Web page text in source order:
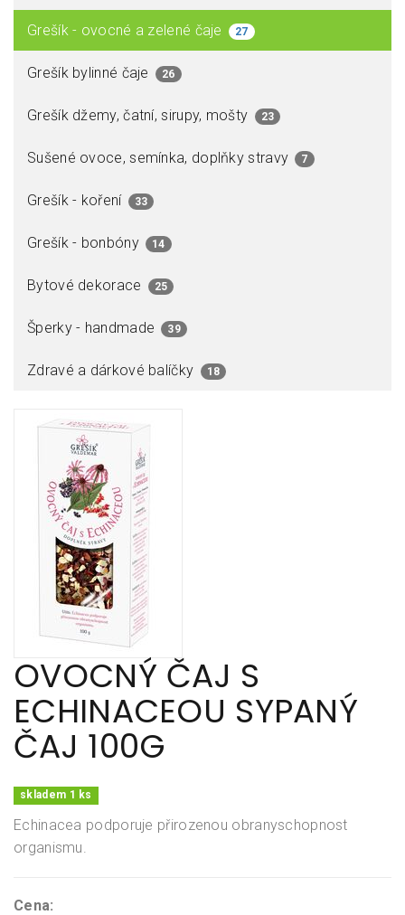
Grešík - ovocné a zelené čaje 27
Grešík bylinné čaje 26
Grešík džemy, čatní, sirupy, mošty 23
Sušené ovoce, semínka, doplňky stravy 7
Grešík - koření 33
Grešík - bonbóny 14
Bytové dekorace 25
Šperky - handmade 39
Zdravé a dárkové balíčky 18
OVOCNÝ ČAJ S
ECHINACEOU SYPANÝ
ČAJ 100G
skladem 1 ks
Echinacea podporuje přirozenou obranyschopnost
organismu.
Cena: